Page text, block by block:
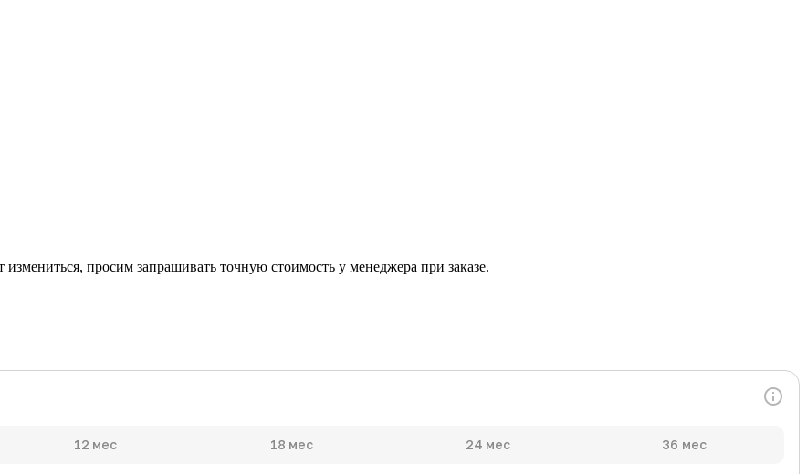
просим запрашивать точную стоимость у менеджера при заказе.
12 мес 18 мес 24 мес 36 мес